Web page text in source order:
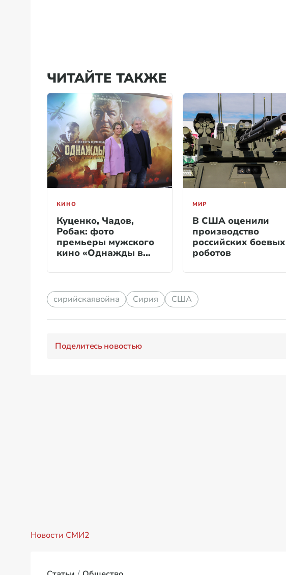
ЧИТАЙТЕ ТАКЖЕ
КИНО
Куценко, Чадов,
Робак: фото
премьеры мужского
кино «Однажды в
МИР
В США оценили
производство
российских боевых
роботов
сирийскаявойна Сирия США
Поделитесь новостью
Новости СМИ2